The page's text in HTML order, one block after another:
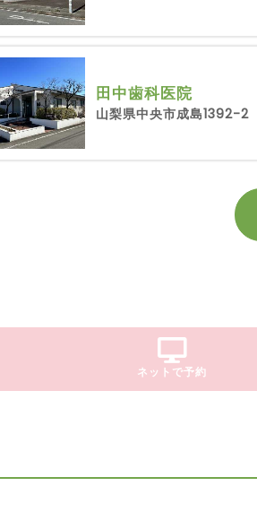
田中歯科医院
山梨県中央市成島1392-2
ネットで予約